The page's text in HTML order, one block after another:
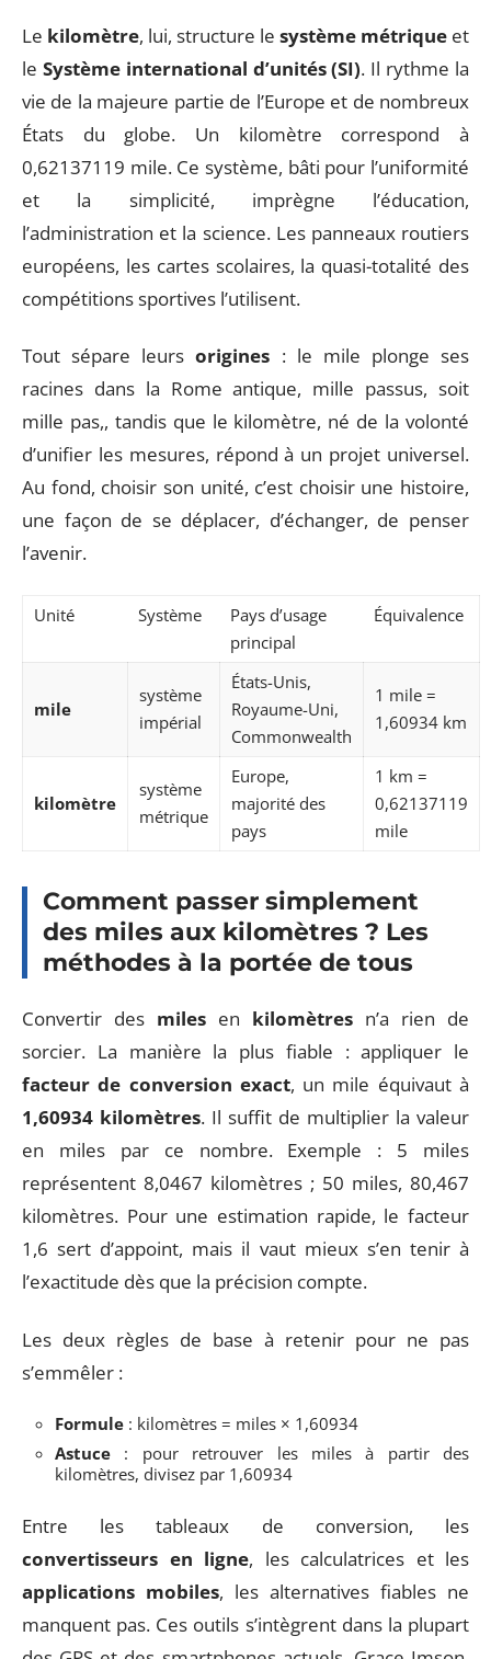
Le kilomètre, lui, structure le système métrique et
le Système international d’unités (SI). Il rythme la
vie de la majeure partie de l’Europe et de nombreux
États du globe. Un kilomètre correspond à
0,62137119 mile. Ce système, bâti pour l’uniformité
et la simplicité, imprègne l’éducation,
l’administration et la science. Les panneaux routiers
européens, les cartes scolaires, la quasi-totalité des
compétitions sportives l’utilisent.
Tout sépare leursorigines : le mile plonge ses
racines dans la Rome antique, mille passus, soit
mille pas,, tandis que le kilomètre, né de la volonté
d’unifier les mesures, répond à un projet universel.
Au fond, choisir son unité, c’est choisir une histoire,
une façon de se déplacer, d’échanger, de penser
l’avenir.
Unité Système
Pays d’usage
principal
Équivalence
mile
système
impérial
États-Unis,
Royaume-Uni,
Commonwealth
1 mile =
1,60934 km
kilomètre
système
métrique
Europe,
majorité des
pays
1 km =
0,62137119
mile
Comment passer simplement
des miles aux kilomètres ? Les
méthodes à la portée de tous
Convertir des miles en kilomètres n’a rien de
sorcier. La manière la plus fiable : appliquer le
facteur de conversion exact, un mile équivaut à
1,60934 kilomètres. Il suffit de multiplier la valeur
en miles par ce nombre. Exemple : 5 miles
représentent 8,0467 kilomètres ; 50 miles, 80,467
kilomètres. Pour une estimation rapide, le facteur
1,6 sert d’appoint, mais il vaut mieux s’en tenir à
l’exactitude dès que la précision compte.
Les deux règles de base à retenir pour ne pas
s’emmêler :
Formule : kilomètres = miles × 1,60934
Astuce : pour retrouver les miles à partir des
kilomètres, divisez par 1,60934
Entre les tableaux de conversion, les
convertisseurs en ligne, les calculatrices et les
applications mobiles, les alternatives fiables ne
manquent pas. Ces outils s’intègrent dans la plupart